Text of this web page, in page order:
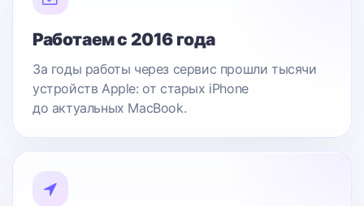
Работаем с 2016 года
За годы работы через сервис прошли тысячи
устройств Apple: от старых iPhone
до актуальных MacBook.